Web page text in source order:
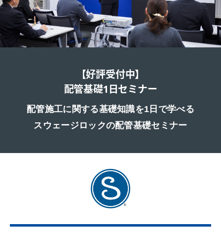
【好評受付中】
配管基礎1日セミナー
配管施工に関する基礎知識を1日で学べる
スウェージロックの配管基礎セミナー